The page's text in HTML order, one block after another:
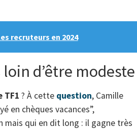
recruteurs en 2024
d’être modeste
TF1 ? À cette question, Camille
en chèques vacances”,
qui en dit long : il gagne très